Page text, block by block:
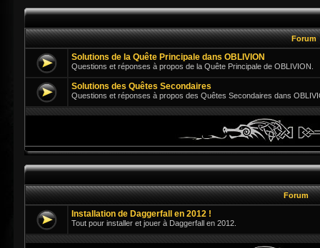
Forum
Solutions de la Quête Principale dans OBLIVION
Questions et réponses à propos de la Quête Principale de OBLIVION.
Solutions des Quêtes Secondaires
Questions et réponses à propos des Quêtes Secondaires dans
Forum
Installation de Daggerfall en 2012 !
Tout pour installer et jouer à Daggerfall en 2012.